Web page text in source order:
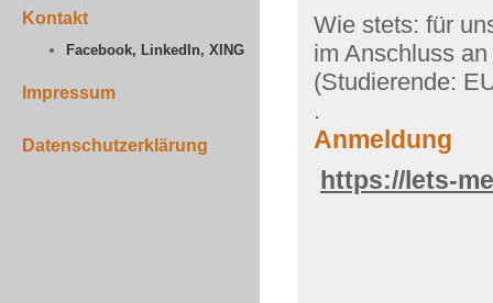
Kontakt
Facebook, LinkedIn, XING
Impressum
Datenschutzerklärung
Wie stets: für
im Anschluss
(Studierende:
.
Anmeldung
https://lets-